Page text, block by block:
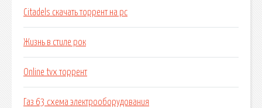
Citadels скачать торрент на pc
Жизнь в стиле рок
Online tvx торрент
Газ 63 схема электрооборудования